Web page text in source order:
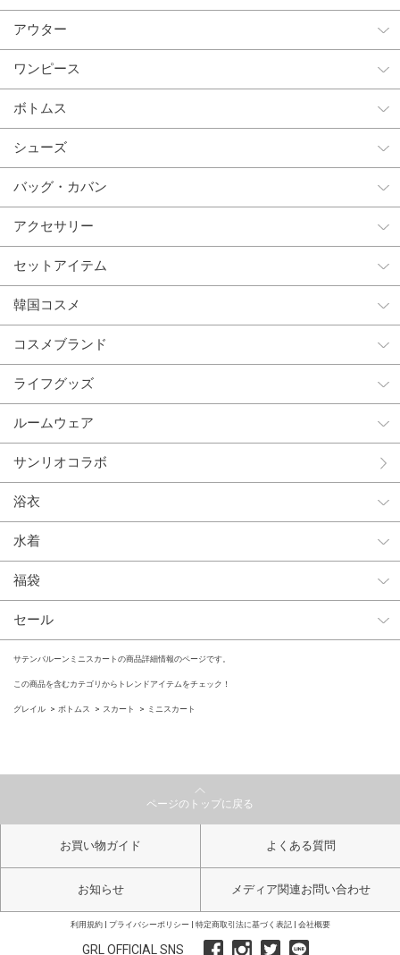
アウター
ワンピース
ボトムス
シューズ
バッグ・カバン
アクセサリー
セットアイテム
韓国コスメ
コスメブランド
ライフグッズ
ルームウェア
サンリオコラボ
浴衣
水着
福袋
セール
サテンバルーンミニスカートの商品詳細情報のページです。
この商品を含むカテゴリからトレンドアイテムをチェック！
グレイル ボトムス スカート ミニスカート
ページのトップに戻る
お買い物ガイド よくある質問
お知らせ メディア関連お問い合わせ
利用規約 プライバシーポリシー 特定商取引法に基づく表記 会社概要
GRL OFFICIAL SNS